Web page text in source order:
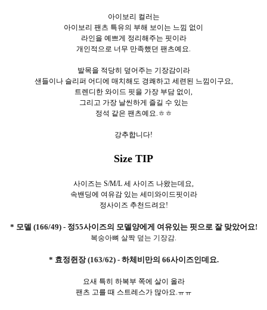
아이보리 컬러는
아이보리 팬츠 특유의 부해 보이는 느낌 없이
라인을 예쁘게 정리해주는 핏이라
개인적으로 너무 만족했던 팬츠예요.
발목을 적당히 덮어주는 기장감이라
샌들이나 슬리퍼 어디에 매치해도 경쾌하고 세련된 느낌이구요,
트렌디한 와이드 핏을 가장 부담 없이,
그리고 가장 날씬하게 즐길 수 있는
정석 같은 팬츠예요.ㅎㅎ
강추합니다!
Size TIP
사이즈는 S/M/L 세 사이즈 나왔는데요,
속밴딩에 여유감 있는 세미와이드핏이라
정사이즈 추천드려요!
* 모델 (166/49) - 정55사이즈의 모델양에게 여유있는 핏으로 잘 맞았어요!
복숭아뼈 살짝 덮는 기장감.
* 효정쥔장 (163/62) - 하체비만의 66사이즈인데요.
요새 특히 하복부 쪽에 살이 올라
팬츠 고를 때 스트레스가 많아요.ㅠㅠ